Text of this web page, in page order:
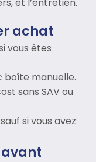
achat
vous êtes
boîte manuelle.
sans SAV ou
si vous avez